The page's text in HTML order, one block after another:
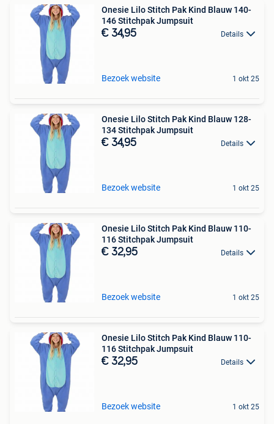
Onesie Lilo Stitch Pak Kind Blauw 140-
146 Stitchpak Jumpsuit
€ 34,95 Details
Bezoek website 1 okt 25
Onesie Lilo Stitch Pak Kind Blauw 128-
134 Stitchpak Jumpsuit
€ 34,95 Details
Bezoek website 1 okt 25
Onesie Lilo Stitch Pak Kind Blauw 110-
116 Stitchpak Jumpsuit
€ 32,95 Details
Bezoek website 1 okt 25
Onesie Lilo Stitch Pak Kind Blauw 110-
116 Stitchpak Jumpsuit
€ 32,95 Details
Bezoek website 1 okt 25